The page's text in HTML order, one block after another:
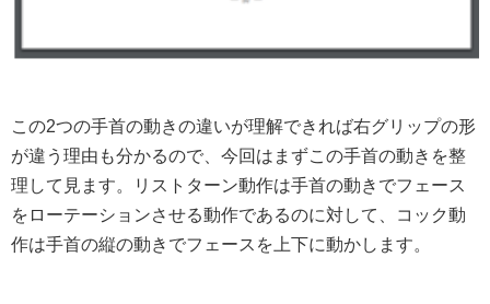
この2つの手首の動きの違いが理解できれば右グリップの形
が違う理由も分かるので、今回はまずこの手首の動きを整
理して見ます。リストターン動作は手首の動きでフェース
をローテーションさせる動作であるのに対して、コック動
作は手首の縦の動きでフェースを上下に動かします。